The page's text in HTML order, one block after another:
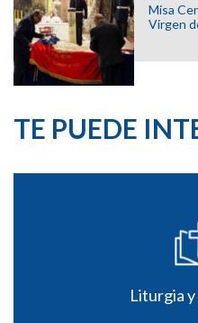
Misa
Virgen
TE PUEDE
Liturgia